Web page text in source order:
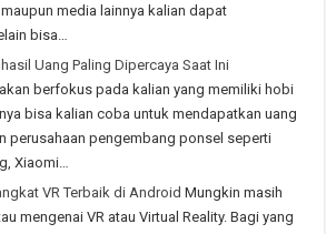
media lainnya kalian dapat
bisa…
Uang Paling Dipercaya Saat Ini
berfokus pada kalian yang memiliki hobi
bisa kalian coba untuk mendapatkan uang
perusahaan pengembang ponsel seperti
Xiaomi…
VR Terbaik di Android Mungkin masih
mengenai VR atau Virtual Reality. Bagi yang